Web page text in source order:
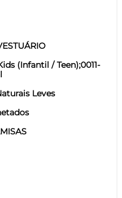
(Infantil / Teen);0011-
Leves